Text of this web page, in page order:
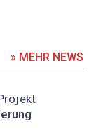
» MEHR NEWS